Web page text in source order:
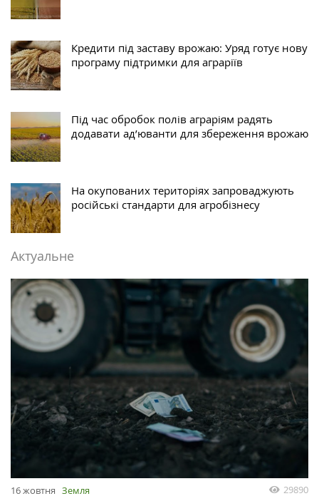
Кредити під заставу врожаю: Уряд готує нову
програму підтримки для аграріїв
Під час обробок полів аграріям радять
додавати ад’юванти для збереження врожаю
На окупованих територіях запроваджують
російські стандарти для агробізнесу
Актуальне
16 жовтня Земля 29890